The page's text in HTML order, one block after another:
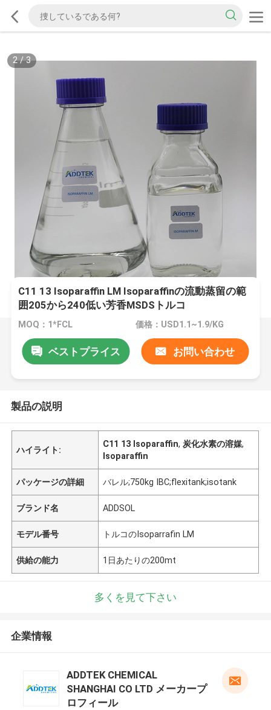
2/3
C11 13 Isoparaffin LM Isoparaffinの流動蒸留の範
囲205から240低い芳香MSDSトルコ
MOQ：1*FCL 価格：USD1.1~1.9/KG
ベストプライス お問い合わせ
製品の説明
ハイライト:
C11 13 Isoparaffin, 炭化水素の溶媒,
Isoparaffin
パッケージの詳細 バレル;750kg IBC;flexitank;isotank
ブランド名 ADDSOL
モデル番号 トルコのIsoparrafin LM
供給の能力 1日あたりの200mt
多くを見て下さい
企業情報
ADDTEK CHEMICAL
SHANGHAI CO LTD メーカープ
ロフィール